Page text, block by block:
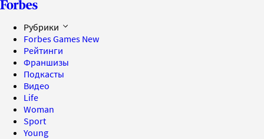
Рубрики
Forbes Games New
Рейтинги
Франшизы
Подкасты
Видео
Life
Woman
Sport
Young